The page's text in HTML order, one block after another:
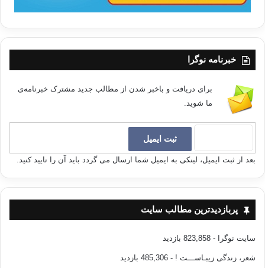
خبرنامه نوگرا
برای دریافت و باخبر شدن از مطالب جدید مشترک خبرنامه‌ی
ما شوید.
بعد از ثبت ایمیل، لینکی به ایمیل شما ارسال می گردد باید آن را تایید کنید.
پربازدیدترین مطالب سایت
سایت نوگرا - 823,858 بازدید
شعر، زندگی زیبـاســـت ! - 485,306 بازدید